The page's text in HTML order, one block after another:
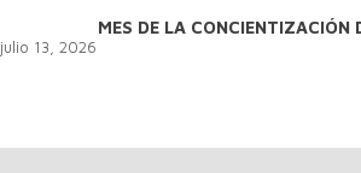
MES DE LA CONCIENTIZACIÓN
julio 13, 2026